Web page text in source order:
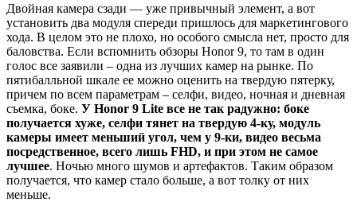
Двойная камера сзади — уже привычный элемент, а вот
установить два модуля спереди пришлось для маркетингового
хода. В целом это не плохо, но особого смысла нет, просто для
баловства. Если вспомнить обзоры Honor 9, то там в один
голос все заявили – одна из лучших камер на рынке. По
пятибалльной шкале ее можно оценить на твердую пятерку,
причем по всем параметрам – селфи, видео, ночная и дневная
съемка, боке. У Honor 9 Lite все не так радужно: боке
получается хуже, селфи тянет на твердую 4-ку, модуль
камеры имеет меньший угол, чем у 9-ки, видео весьма
посредственное, всего лишь FHD, и при этом не самое
лучшее. Ночью много шумов и артефактов. Таким образом
получается, что камер стало больше, а вот толку от них
меньше.